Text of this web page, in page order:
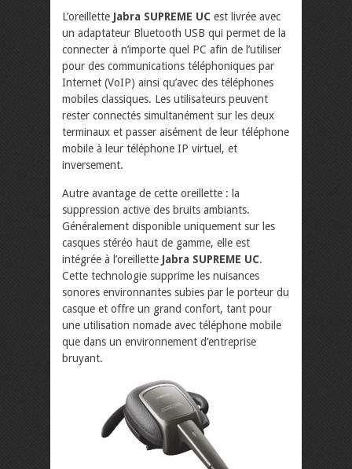
L’oreillette Jabra SUPREME UC est livrée avec
un adaptateur Bluetooth USB qui permet de la
connecter à n’importe quel PC afin de l’utiliser
pour des communications téléphoniques par
Internet (VoIP) ainsi qu’avec des téléphones
mobiles classiques. Les utilisateurs peuvent
rester connectés simultanément sur les deux
terminaux et passer aisément de leur téléphone
mobile à leur téléphone IP virtuel, et
inversement.
Autre avantage de cette oreillette : la
suppression active des bruits ambiants.
Généralement disponible uniquement sur les
casques stéréo haut de gamme, elle est
intégrée à l’oreillette Jabra SUPREME UC.
Cette technologie supprime les nuisances
sonores environnantes subies par le porteur du
casque et offre un grand confort, tant pour
une utilisation nomade avec téléphone mobile
que dans un environnement d’entreprise
bruyant.